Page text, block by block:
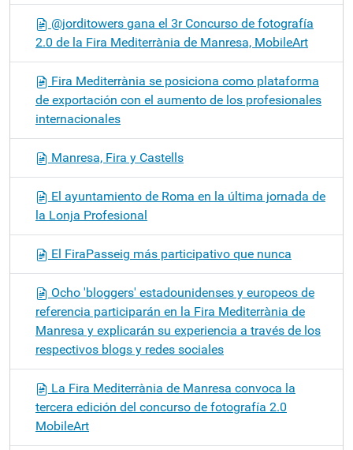
@jorditowers gana el 3r Concurso de fotografía
2.0 de la Fira Mediterrània de Manresa, MobileArt
Fira Mediterrània se posiciona como plataforma
de exportación con el aumento de los profesionales
internacionales
Manresa, Fira y Castells
El ayuntamiento de Roma en la última jornada de
la Lonja Profesional
El FiraPasseig más participativo que nunca
Ocho 'bloggers' estadounidenses y europeos de
referencia participarán en la Fira Mediterrània de
Manresa y explicarán su experiencia a través de los
respectivos blogs y redes sociales
La Fira Mediterrània de Manresa convoca la
tercera edición del concurso de fotografía 2.0
MobileArt